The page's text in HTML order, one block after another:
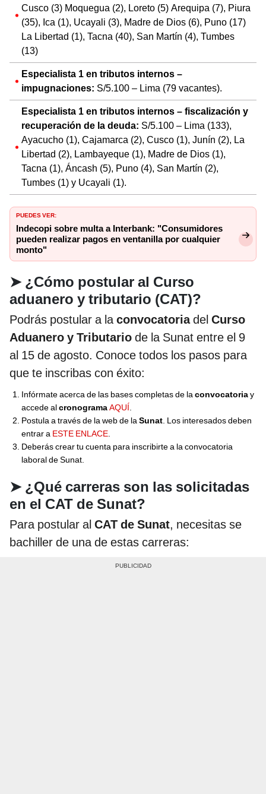
Cusco (3) Moquegua (2), Loreto (5) Arequipa (7), Piura
(35), Ica (1), Ucayali (3), Madre de Dios (6), Puno (17)
La Libertad (1), Tacna (40), San Martín (4), Tumbes
(13)
Especialista 1 en tributos internos –
impugnaciones: S/5.100 – Lima (79 vacantes).
Especialista 1 en tributos internos – fiscalización y
recuperación de la deuda: S/5.100 – Lima (133),
Ayacucho (1), Cajamarca (2), Cusco (1), Junín (2), La
Libertad (2), Lambayeque (1), Madre de Dios (1),
Tacna (1), Áncash (5), Puno (4), San Martín (2),
Tumbes (1) y Ucayali (1).
PUEDES VER:
Indecopi sobre multa a Interbank: "Consumidores
pueden realizar pagos en ventanilla por cualquier
monto"
➤ ¿Cómo postular al Curso
aduanero y tributario (CAT)?
Podrás postular a la convocatoriadel Curso
Aduanero y Tributario de la Sunat entre el 9
al 15 de agosto. Conoce todos los pasos para
que te inscribas con éxito:
Infórmate acerca de las bases completas de la convocatoriay
accede alcronogramaAQUÍ
Postula a través de la web de la Sunat . Los interesados deben
entrar a ESTE ENLACE
Deberás crear tu cuenta para inscribirte a la convocatoria
laboral de Sunat.
➤ ¿Qué carreras son las solicitadas
en el CAT de Sunat?
Para postular al CAT de Sunat, necesitas se
bachiller de una de estas carreras: